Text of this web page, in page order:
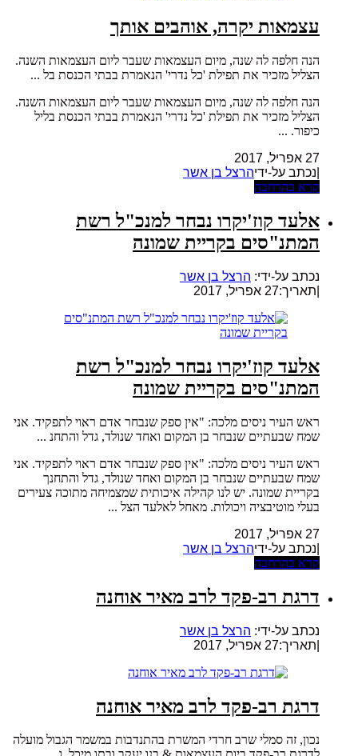
עצמאות יקרה, אוהבים אותך
הנה חלפה לה שנה, מיום העצמאות שעבר ליום העצמאות השנה.
הצליל מזכיר את תפילת 'כל נדרי' הנאמרת בבתי הכנסת בל ...
הנה חלפה לה שנה, מיום העצמאות שעבר ליום העצמאות השנה.
הצליל מזכיר את תפילת 'כל נדרי' הנאמרת בבתי הכנסת בליל
כיפור. ...
27 אפריל, 2017
|נכתב על-ידיהרצל בן אשר
קרא בהרחבה
אלעד קוז'יקרו נבחר למנכ"ל רשת
המתנ"סים בקריית שמונה
נכתב על-ידי: הרצל בן אשר
תאריך:27 אפריל, 2017
אלעד קוז'יקרו נבחר למנכ"ל רשת
המתנ"סים בקריית שמונה
ראש העיר ניסים מלכה: "אין ספק שנבחר אדם ראוי לתפקיד. אני
שמח שבעתיים שנבחר בן המקום ואחד שנולד, גדל והתחנ ...
ראש העיר ניסים מלכה: "אין ספק שנבחר אדם ראוי לתפקיד. אני
שמח שבעתיים שנבחר בן המקום ואחד שנולד, גדל והתחנך
בקריית שמונה. יש לנו קהילה איכותית שמצמיחה מתוכה צעירים
בעלי מוטיבציה ויכולות. מאחל לאלעד הצל ...
27 אפריל, 2017
|נכתב על-ידיהרצל בן אשר
קרא בהרחבה
דרגת רב-פקד לרב מאיר אוחנה
נכתב על-ידי: הרצל בן אשר
תאריך:27 אפריל, 2017
דרגת רב-פקד לרב מאיר אוחנה
נכון, זה סמלי שרב חרדי המשרת בהתנדבות במשמר הגבול מועלה